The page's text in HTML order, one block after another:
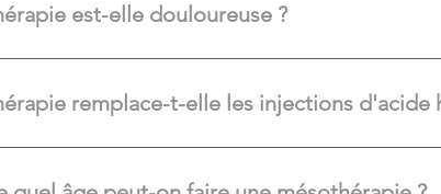
est-elle douloureuse ?
remplace-t-elle les injections d'acide